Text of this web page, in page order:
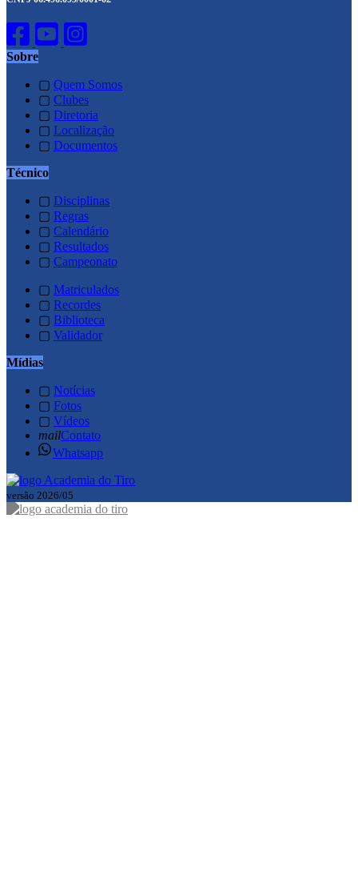
Sobre
▢ Quem Somos
▢ Clubes
▢ Diretoria
▢ Localização
▢ Documentos
Técnico
▢ Disciplinas
▢ Regras
▢ Calendário
▢ Resultados
▢ Campeonato
▢ Matriculados
▢ Recordes
▢ Biblioteca
▢ Validador
Mídias
▢ Notícias
▢ Fotos
▢ Vídeos
mailContato
Whatsapp
versão 2026/05